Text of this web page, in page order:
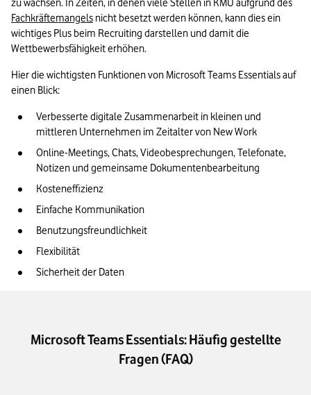
Fachkräftemangels nicht besetzt werden können, kann dies ein
wichtiges Plus beim Recruiting darstellen und damit die
Wettbewerbsfähigkeit erhöhen.
Hier die wichtigsten Funktionen von Microsoft Teams Essentials auf
einen Blick:
Verbesserte digitale Zusammenarbeit in kleinen und
mittleren Unternehmen im Zeitalter von New Work
Online-Meetings, Chats, Videobesprechungen, Telefonate,
Notizen und gemeinsame Dokumentenbearbeitung
Kosteneffizienz
Einfache Kommunikation
Benutzungsfreundlichkeit
Flexibilität
Sicherheit der Daten
Microsoft Teams Essentials: Häufig gestellte
Fragen (FAQ)